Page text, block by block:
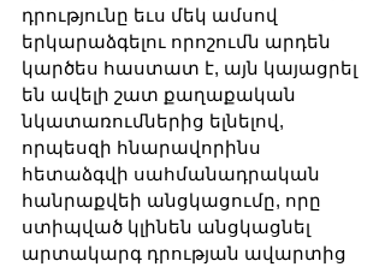
դրությունը եւս մեկ ամսով
երկարաձգելու որոշումն արդեն
կարծես հաստատ է, այն կայացրել
են ավելի շատ քաղաքական
նկատառումներից ելնելով,
որպեսզի հնարավորինս
հետաձգվի սահմանադրական
հանրաքվեի անցկացումը, որը
ստիպված կլինեն անցկացնել
արտակարգ դրության ավարտից